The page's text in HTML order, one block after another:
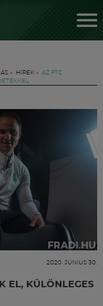
» HÍREK » AZ FTC
2020. JÚNIUS 30.
EL, KÜLÖNLEGES